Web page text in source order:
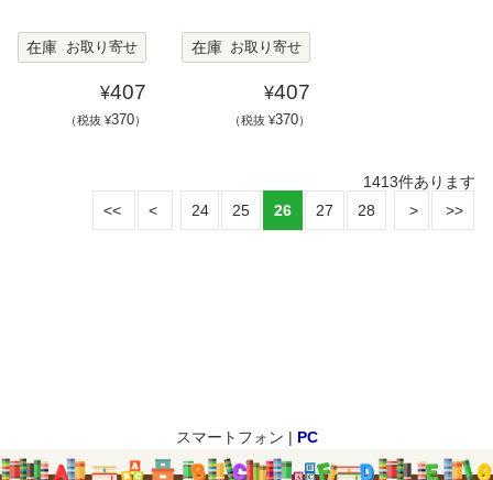
在庫 お取り寄せ
¥407
（税抜 ¥370）
在庫 お取り寄せ
¥407
（税抜 ¥370）
1413件あります
24
25 26 27 28
スマートフォン | PC